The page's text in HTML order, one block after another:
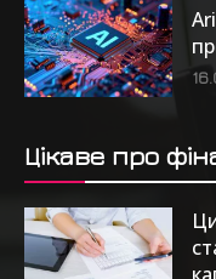
Цікаве про